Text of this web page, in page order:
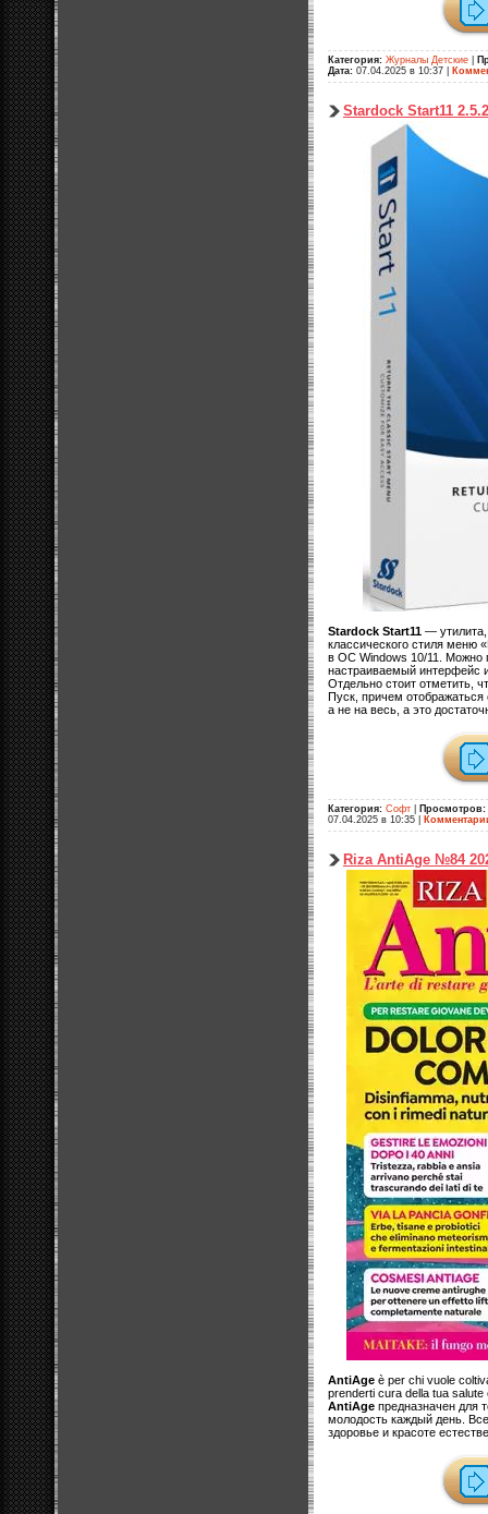
Категория: Журналы Детские
Дата: 07.04.2025 в 10:37
Stardock Start11
Stardock Start11 — утилита,
классического стиля меню
в ОС Windows 10/11. Можно
настраиваемый интерфейс
Отдельно стоит отметить,
Пуск, причем отображаться
а не на весь, а это
Категория: Софт Просмотров:
07.04.2025 в 10:35
Riza AntiAge №84
AntiAge è per chi vuole
prenderti cura della tua
AntiAge предназначен для
молодость каждый день.
здоровье и красоте